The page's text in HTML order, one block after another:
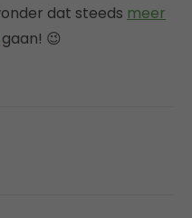
dat steeds meer
gaan! 😉